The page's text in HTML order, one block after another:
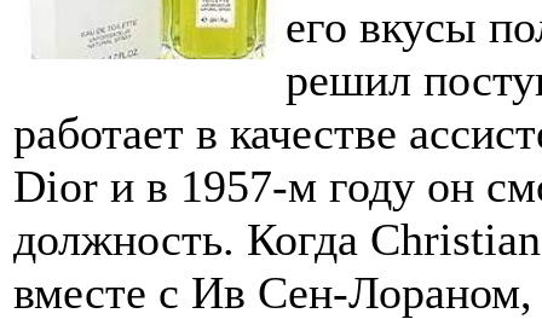
его вкусы
решил
работает в качестве
Dior и в 1957-м году он
должность. Когда
вместе с Ив Сен-Лораном,